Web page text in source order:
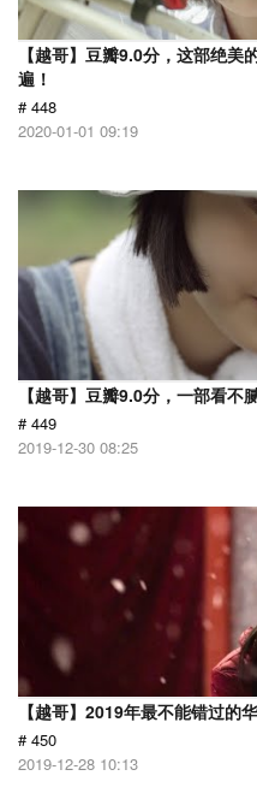
【越哥】豆瓣9.0分，这部绝
遍！
# 448
2020-01-01 09:19
【越哥】豆瓣9.0分，一部看不
# 449
2019-12-30 08:25
【越哥】2019年最不能错过的
# 450
2019-12-28 10:13